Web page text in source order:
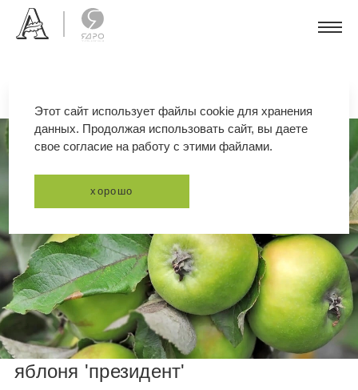
яблоня 'президент'
Этот сайт использует файлы cookie для хранения
данных. Продолжая использовать сайт, вы даете
свое согласие на работу с этими файлами.
хорошо